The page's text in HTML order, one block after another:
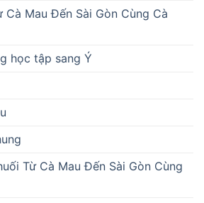
Cà Mau Đến Sài Gòn Cùng Cà
học tập sang Ý
Từ Cà Mau Đến Sài Gòn Cùng